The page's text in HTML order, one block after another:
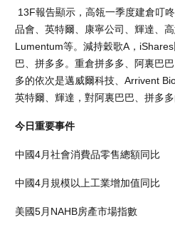
13F報告顯示，高瓴一季度建倉叮
品會、英特爾、康寧公司、輝達、
Lumentum等。減持穀歌A，
巴、拼多多。重倉拼多多、阿裏巴
多的依次是邁威爾科技、Arrivent
英特爾、輝達，對阿裏巴巴、拼多
今日重要事件
中國4月社會消費品零售總額同比
中國4月規模以上工業增加值同比
美國5月NAHB房產市場指數